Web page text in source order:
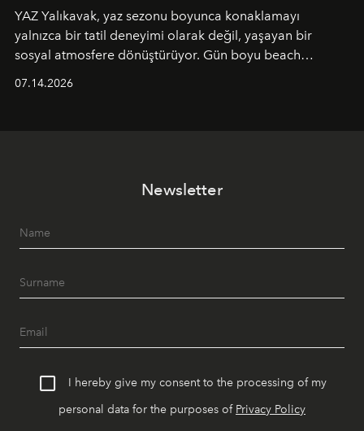
YAZ Yalıkavak, yaz sezonu boyunca konaklamayı
yalnızca bir tatil deneyimi olarak değil, yaşayan bir
sosyal atmosfere dönüştürüyor. Gün boyu beach
geceye taşıyarak her hafta farklı bir deneyim sunuyor.
07.14.2026
Newsletter
I hereby give my consent to the processing of my
personal data for the purposes of Privacy Policy